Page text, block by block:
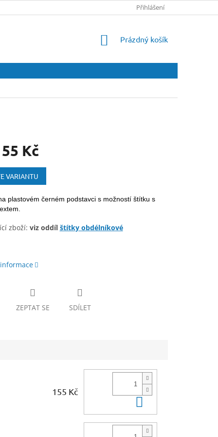
Přihlášení
NÁKUPNÍ
Prázdný košík
Kč
VARIANTU
plastovém černém podstavci s možností štítku s
zboží: viz oddíl štítky obdélníkové
ZEPTAT SE SDÍLET
155 Kč